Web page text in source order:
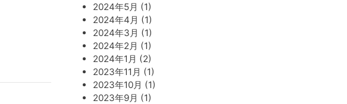
2024年5月 (1)
2024年4月 (1)
2024年3月 (1)
2024年2月 (1)
2024年1月 (2)
2023年11月 (1)
2023年10月 (1)
2023年9月 (1)